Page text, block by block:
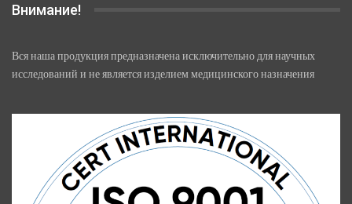
Внимание!
Вся наша продукция предназначена исключительно для научных
исследований и не является изделием медицинского назначения